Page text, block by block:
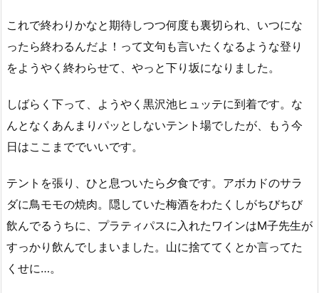
これで終わりかなと期待しつつ何度も裏切られ、いつにな
ったら終わるんだよ！って文句も言いたくなるような登り
をようやく終わらせて、やっと下り坂になりました。
しばらく下って、ようやく黒沢池ヒュッテに到着です。な
んとなくあんまりパッとしないテント場でしたが、もう今
日はここまででいいです。
テントを張り、ひと息ついたら夕食です。アボカドのサラ
ダに鳥モモの焼肉。隠していた梅酒をわたくしがちびちび
飲んでるうちに、プラティパスに入れたワインはM子先生が
すっかり飲んでしまいました。山に捨ててくとか言ってた
くせに…。